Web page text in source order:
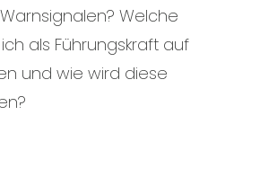
Welche
als Führungskraft auf
und wie wird diese